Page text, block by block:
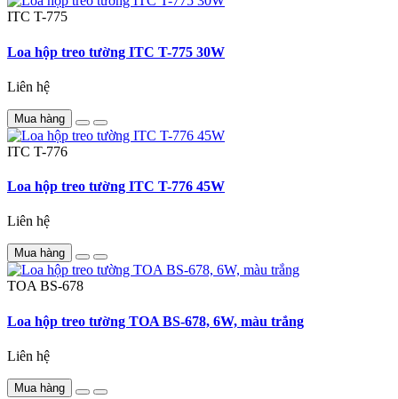
ITC T-775
Loa hộp treo tường ITC T-775 30W
Liên hệ
Mua hàng
ITC T-776
Loa hộp treo tường ITC T-776 45W
Liên hệ
Mua hàng
TOA BS-678
Loa hộp treo tường TOA BS-678, 6W, màu trắng
Liên hệ
Mua hàng